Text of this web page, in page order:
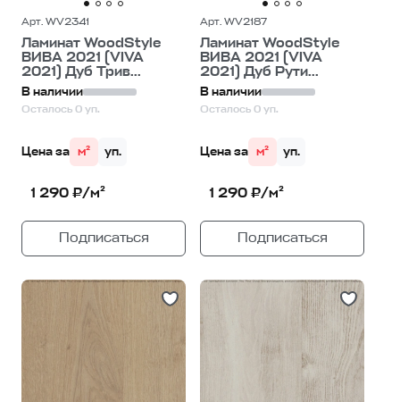
Арт. WV2341
Ламинат WoodStyle
ВИВА 2021 (VIVA
2021) Дуб Трив...
В наличии
Осталось 0 уп.
Цена за м² уп.
1 290 ₽/м²
Подписаться
Арт. WV2187
Ламинат WoodStyle
ВИВА 2021 (VIVA
2021) Дуб Рути...
В наличии
Осталось 0 уп.
Цена за м² уп.
1 290 ₽/м²
Подписаться